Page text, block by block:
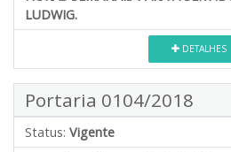
LUDWIG.
DETALHES
Portaria 0104/2018
Status: Vigente